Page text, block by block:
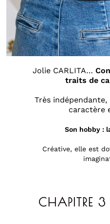
Jolie CARLITA…
traits de
Très
caractère
Son hobby :
Créative, elle est
CHAPITRE